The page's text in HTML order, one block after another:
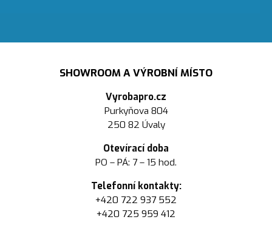
SHOWROOM A VÝROBNÍ MÍSTO
Vyrobapro.cz
Purkyňova 804
250 82 Úvaly
Otevírací doba
PO – PÁ: 7 – 15 hod.
Telefonní kontakty:
+420 722 937 552
+420 725 959 412